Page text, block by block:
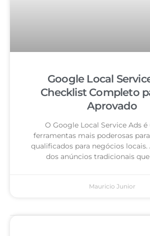
Google Local
Checklist Completo
Aprovado
O Google Local Service Ads é
ferramentas mais poderosas
qualificados para negócios
dos anúncios tradicionais
Mauricio Junior